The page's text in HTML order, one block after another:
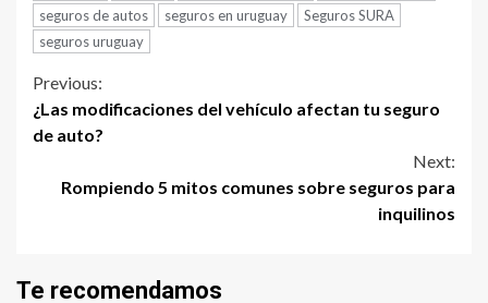
seguros de autos
seguros en uruguay
Seguros SURA
seguros uruguay
Continue
Reading
Previous:
¿Las modificaciones del vehículo afectan tu seguro
de auto?
Next:
Rompiendo 5 mitos comunes sobre seguros para
inquilinos
Te recomendamos